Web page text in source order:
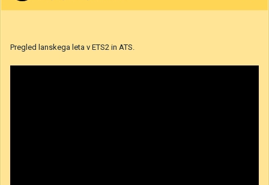
Pregled lanskega leta v ETS2 in ATS.